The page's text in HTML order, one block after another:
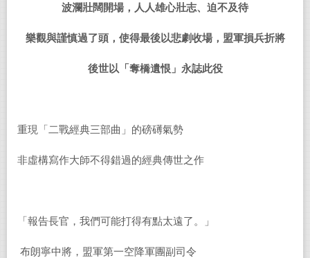
波瀾壯闊開場，人人雄心壯志、迫不及待
樂觀與謹慎過了頭，使得最後以悲劇收場，盟軍損兵折將
後世以「奪橋遺恨」永誌此役
重現「二戰經典三部曲」的磅礡氣勢
非虛構寫作大師不得錯過的經典傳世之作
「報告長官，我們可能打得有點太遠了。」
布朗寧中將，盟軍第一空降軍團副司令